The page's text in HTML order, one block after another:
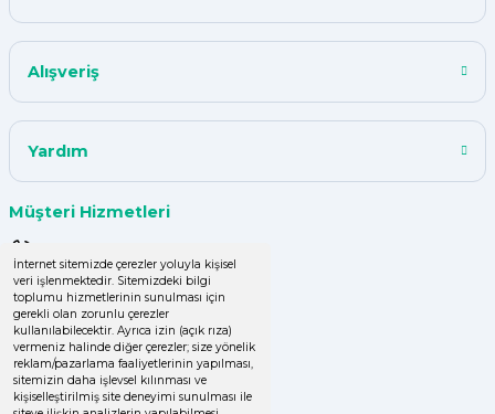
İnternet sitemizde çerezler yoluyla kişisel
veri işlenmektedir. Sitemizdeki bilgi
toplumu hizmetlerinin sunulması için
gerekli olan zorunlu çerezler
kullanılabilecektir. Ayrıca izin (açık rıza)
vermeniz halinde diğer çerezler; size yönelik
reklam/pazarlama faaliyetlerinin yapılması,
sitemizin daha işlevsel kılınması ve
kişiselleştirilmiş site deneyimi sunulması ile
teşekkür ederim ürün istediğim
Uzun süredir alışveriş yapıyorum
herşey çok iyi kalite ve fiyatları
uygun .Ana son siparişimde ürün
eksik çıktı
GÜLDEN DEMİRCİ | 16/04/2024
Alışveriş
Yardım
Müşteri Hizmetleri
0 (536) 060 16 65
info@yakutsanambalaj.com.tr
İletişim Bilgilerimiz